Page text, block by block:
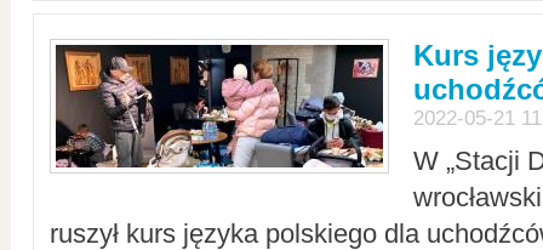
Kurs
2022-05-21
W „Stacji
ruszył kurs języka polskiego dla